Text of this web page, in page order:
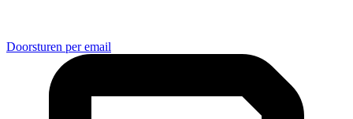
Doorsturen per email